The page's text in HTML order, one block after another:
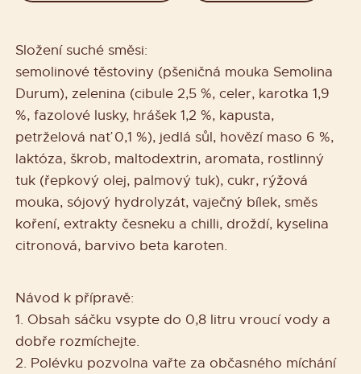
Složení suché směsi:
semolinové těstoviny (pšeničná mouka Semolina
Durum), zelenina (cibule 2,5 %, celer, karotka 1,9
%, fazolové lusky, hrášek 1,2 %, kapusta,
petrželová nať 0,1 %), jedlá sůl, hovězí maso 6 %,
laktóza, škrob, maltodextrin, aromata, rostlinný
tuk (řepkový olej, palmový tuk), cukr, rýžová
mouka, sójový hydrolyzát, vaječný bílek, směs
koření, extrakty česneku a chilli, droždí, kyselina
citronová, barvivo beta karoten.
Návod k přípravě:
1. Obsah sáčku vsypte do 0,8 litru vroucí vody a
dobře rozmíchejte.
2. Polévku pozvolna vařte za občasného míchání